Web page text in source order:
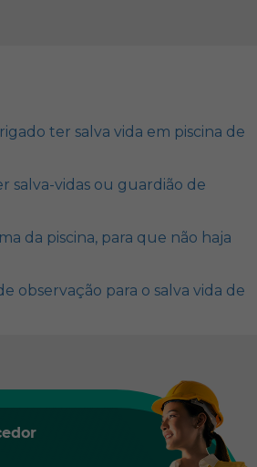
ter salva vida em piscina de
salva-vidas ou guardião de
da piscina, para que não haja
observação para o salva vida de